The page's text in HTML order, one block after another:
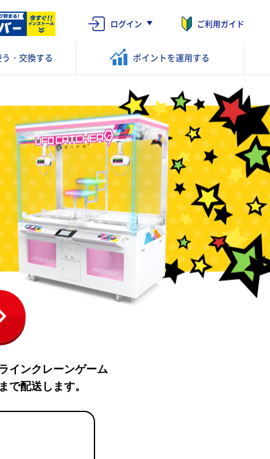
ログイン ご利用ガイド
・交換する ポイントを運用する
インクレーンゲーム
で配送します。